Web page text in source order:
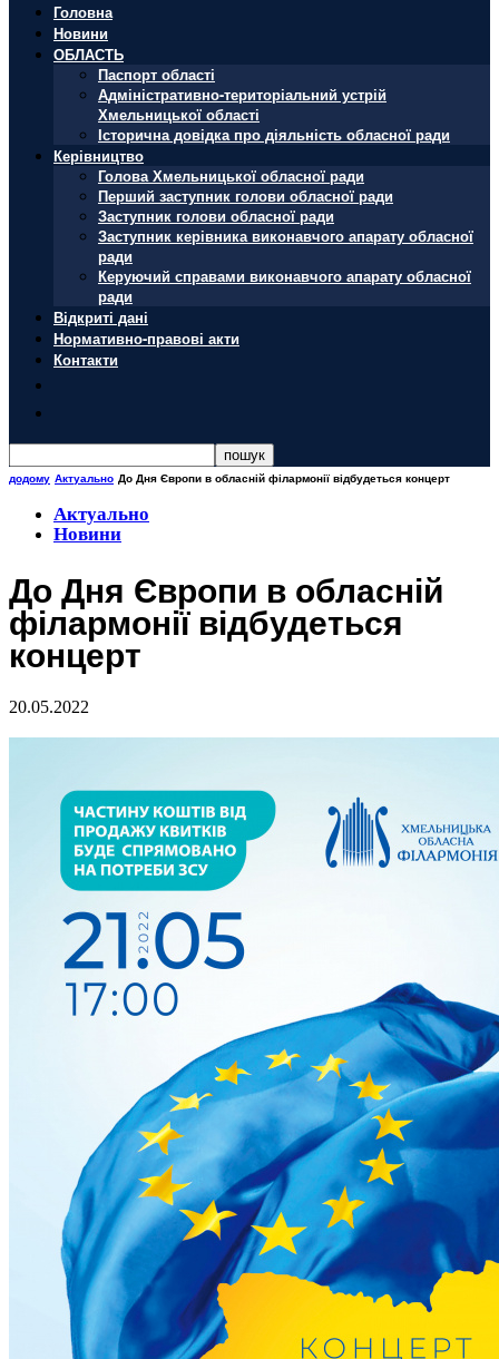
Головна
Новини
ОБЛАСТЬ
Паспорт області
Адміністративно-територіальний устрій
Хмельницької області
Історична довідка про діяльність обласної ради
Керівництво
Голова Хмельницької обласної ради
Перший заступник голови обласної ради
Заступник голови обласної ради
Заступник керівника виконавчого апарату обласної
ради
Керуючий справами виконавчого апарату обласної
ради
Відкриті дані
Нормативно-правові акти
Контакти
додому Актуально До Дня Європи в обласній філармонії відбудеться концерт
Актуально
Новини
До Дня Європи в обласній
філармонії відбудеться
концерт
20.05.2022